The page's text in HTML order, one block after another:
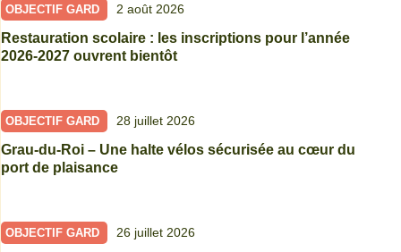
OBJECTIF GARD 2 août 2026
Restauration scolaire : les inscriptions pour l’année
2026-2027 ouvrent bientôt
OBJECTIF GARD 28 juillet 2026
Grau-du-Roi – Une halte vélos sécurisée au cœur du
port de plaisance
OBJECTIF GARD 26 juillet 2026